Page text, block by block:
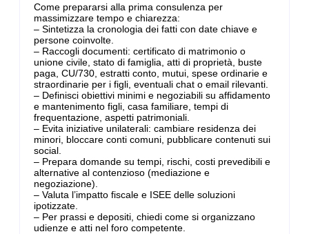
Come prepararsi alla prima consulenza per
massimizzare tempo e chiarezza:
– Sintetizza la cronologia dei fatti con date chiave e
persone coinvolte.
– Raccogli documenti: certificato di matrimonio o
unione civile, stato di famiglia, atti di proprietà, buste
paga, CU/730, estratti conto, mutui, spese ordinarie e
straordinarie per i figli, eventuali chat o email rilevanti.
– Definisci obiettivi minimi e negoziabili su affidamento
e mantenimento figli, casa familiare, tempi di
frequentazione, aspetti patrimoniali.
– Evita iniziative unilaterali: cambiare residenza dei
minori, bloccare conti comuni, pubblicare contenuti sui
social.
– Prepara domande su tempi, rischi, costi prevedibili e
alternative al contenzioso (mediazione e
negoziazione).
– Valuta l’impatto fiscale e ISEE delle soluzioni
ipotizzate.
– Per prassi e depositi, chiedi come si organizzano
udienze e atti nel foro competente.